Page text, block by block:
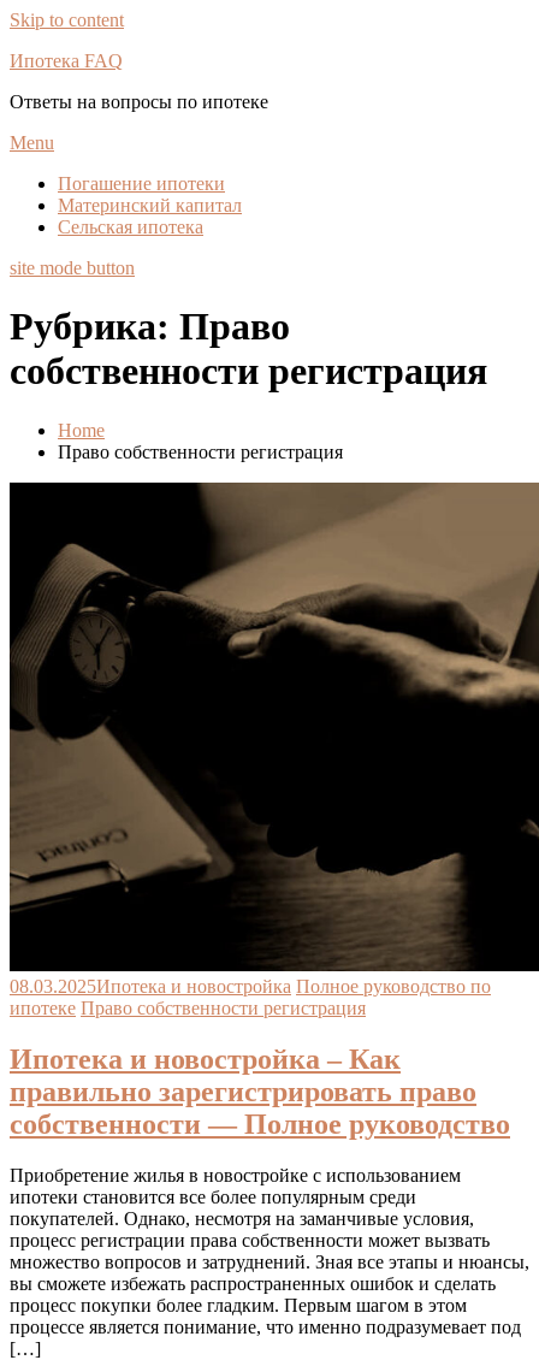
Skip to content
Ипотека FAQ
Ответы на вопросы по ипотеке
Menu
Погашение ипотеки
Материнский капитал
Сельская ипотека
site mode button
Рубрика: Право
собственности регистрация
Home
Право собственности регистрация
08.03.2025Ипотека и новостройка Полное руководство по
ипотеке Право собственности регистрация
Ипотека и новостройка – Как
правильно зарегистрировать право
собственности — Полное руководство
Приобретение жилья в новостройке с использованием
ипотеки становится все более популярным среди
покупателей. Однако, несмотря на заманчивые условия,
процесс регистрации права собственности может вызвать
множество вопросов и затруднений. Зная все этапы и нюансы,
вы сможете избежать распространенных ошибок и сделать
процесс покупки более гладким. Первым шагом в этом
процессе является понимание, что именно подразумевает под
[…]